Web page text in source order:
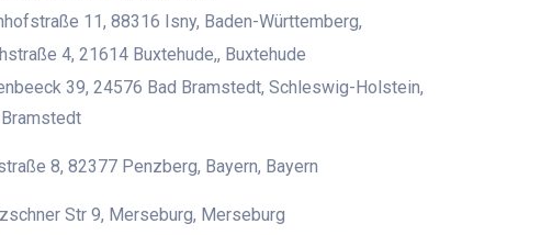
11, 88316 Isny, Baden-Württemberg,
4, 21614 Buxtehude,, Buxtehude
39, 24576 Bad Bramstedt, Schleswig-Holstein,
8, 82377 Penzberg, Bayern, Bayern
Str 9, Merseburg, Merseburg